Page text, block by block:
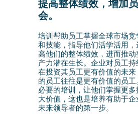
提高整体绩效，增加
会。
培训帮助员工掌握全球市场
和技能，指导他们活学活用
高他们的整体绩效，进而推
产力潜在生长。企业对员工
在投资其员工更有价值的未
的员工往往是更有价值的员
必要的培训，让他们掌握更
大价值，这也是培养有助于
未来领导者的第一步。